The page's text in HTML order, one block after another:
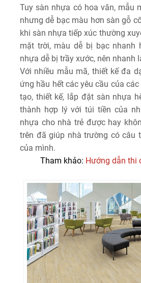
Tuy sàn nhựa có hoa văn, mẫu
nhưng dễ bạc màu hơn sàn gỗ
khi sàn nhựa tiếp xúc thường
mặt trời, màu dễ bị bạc nhanh
nhựa dễ bị trầy xước, nên nhanh
Với nhiều mẫu mã, thiết kế đa
ứng hầu hết các yêu cầu của
tạo, thiết kế, lắp đặt sàn nhựa
thành hợp lý với túi tiền của
nhựa cho nhà trẻ được hay
trên đã giúp nhà trường có câu
của mình.
Tham khảo: Hướng dẫn thi